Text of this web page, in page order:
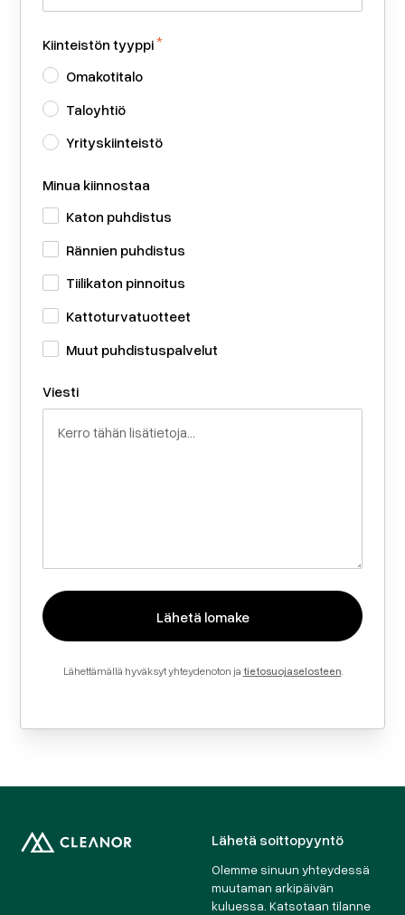
Kiinteistön tyyppi *
Omakotitalo
Taloyhtiö
Yrityskiinteistö
Minua kiinnostaa
Katon puhdistus
Rännien puhdistus
Tiilikaton pinnoitus
Kattoturvatuotteet
Muut puhdistuspalvelut
Viesti
Lähettämällä hyväksyt yhteydenoton ja tietosuojaselosteen.
Lähetä soittopyyntö
Olemme sinuun yhteydessä
muutaman arkipäivän
kuluessa. Katsotaan tilanne